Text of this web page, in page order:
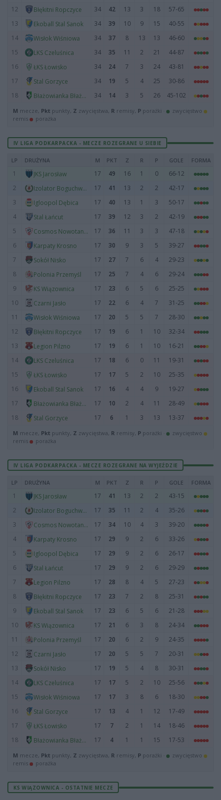
12
Błękitni Ropczyce 34 42 13 3 18
57-65
13
Ekoball Stal Sanok 34 39 10 9 15
40-55
14
Wisłok Wiśniowa 34 37 8 13 13
46-60
15
LKS Czeluśnica 34 35 11 2 21
44-87
16
ŁKS Łowisko 34 24 7 3 24
43-81
17
Stal Gorzyce 34 19 5 4 25
30-86
18
Błażowianka Błażowa 34 14 3 5 26 45-102
M mecze, Pkt punkty, Z zwycięstwa, R remisy, P porażki ·
zwycięstwo
remis
porażka
IV LIGA PODKARPACKA - MECZE ROZEGRANE U SIEBIE
LP DRUŻYNA M PKT Z R P GOLE FORMA
1 JKS Jarosław 17 49 16 1 0
66-12
2
Izolator Boguchwała 17 41 13 2 2
42-17
3
Igloopol Dębica 17 40 13 1 3
50-17
4
Stal Łańcut 17 39 12 3 2
42-19
5
Cosmos Nowotaniec 17 36 11 3 3
47-18
6
Karpaty Krosno 17 30 9 3 5
39-27
7
Sokół Nisko 17 27 7 6 4
29-23
8
Polonia Przemyśl 17 25 7 4 6
29-24
9
KS Wiązownica 17 23 6 5 6
25-25
10
Czarni Jasło 17 22 6 4 7
31-25
11
Wisłok Wiśniowa 17 20 5 5 7
28-30
12
Błękitni Ropczyce 17 19 6 1 10
32-34
13
Legion Pilzno 17 19 6 1 10
16-21
14
LKS Czeluśnica 17 18 6 0 11
19-31
15
ŁKS Łowisko 17 17 5 2 10
25-35
16
Ekoball Stal Sanok 17 16 4 4 9
19-27
17
Błażowianka Błażowa 17 10 2 4 11
28-49
18
Stal Gorzyce 17 6 1 3 13 13-37
M mecze, Pkt punkty, Z zwycięstwa, R remisy, P porażki ·
zwycięstwo
remis
porażka
IV LIGA PODKARPACKA - MECZE ROZEGRANE NA WYJEŹDZIE
LP DRUŻYNA M PKT Z R P GOLE FORMA
1 JKS Jarosław 17 41 13 2 2
43-15
2
Izolator Boguchwała 17 35 11 2 4
35-26
3
Cosmos Nowotaniec 17 34 10 4 3
39-20
4
Karpaty Krosno 17 29 9 2 6
33-26
5
Igloopol Dębica 17 29 9 2 6
26-17
6
Stal Łańcut 17 29 9 2 6
29-29
7
Legion Pilzno 17 28 8 4 5
27-23
8
Błękitni Ropczyce 17 23 7 2 8
25-31
9
Ekoball Stal Sanok 17 23 6 5 6
21-28
10
KS Wiązownica 17 21 6 3 8
24-34
11
Polonia Przemyśl 17 20 6 2 9
24-35
12
Czarni Jasło 17 20 5 5 7
20-31
13
Sokół Nisko 17 19 5 4 8
30-31
14
LKS Czeluśnica 17 17 5 2 10
25-56
15
Wisłok Wiśniowa 17 17 3 8 6
18-30
16
Stal Gorzyce 17 13 4 1 12
17-49
17
ŁKS Łowisko 17 7 2 1 14
18-46
18
Błażowianka Błażowa 17 4 1 1 15 17-53
M mecze, Pkt punkty, Z zwycięstwa, R remisy, P porażki ·
zwycięstwo
remis
porażka
KS WIĄZOWNICA - OSTATNIE MECZE